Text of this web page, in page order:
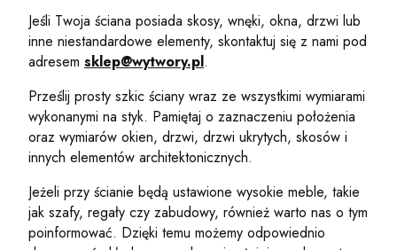
Jeśli Twoja ściana posiada skosy, wnęki, okna, drzwi lub
inne niestandardowe elementy, skontaktuj się z nami pod
adresem sklep@wytwory.pl.
Prześlij prosty szkic ściany wraz ze wszystkimi wymiarami
wykonanymi na styk. Pamiętaj o zaznaczeniu położenia
oraz wymiarów okien, drzwi, drzwi ukrytych, skosów i
innych elementów architektonicznych.
Jeżeli przy ścianie będą ustawione wysokie meble, takie
jak szafy, regały czy zabudowy, również warto nas o tym
poinformować. Dzięki temu możemy odpowiednio